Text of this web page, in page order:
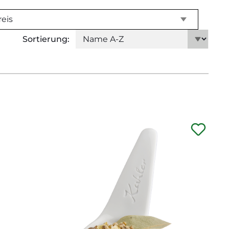
Sortierung: